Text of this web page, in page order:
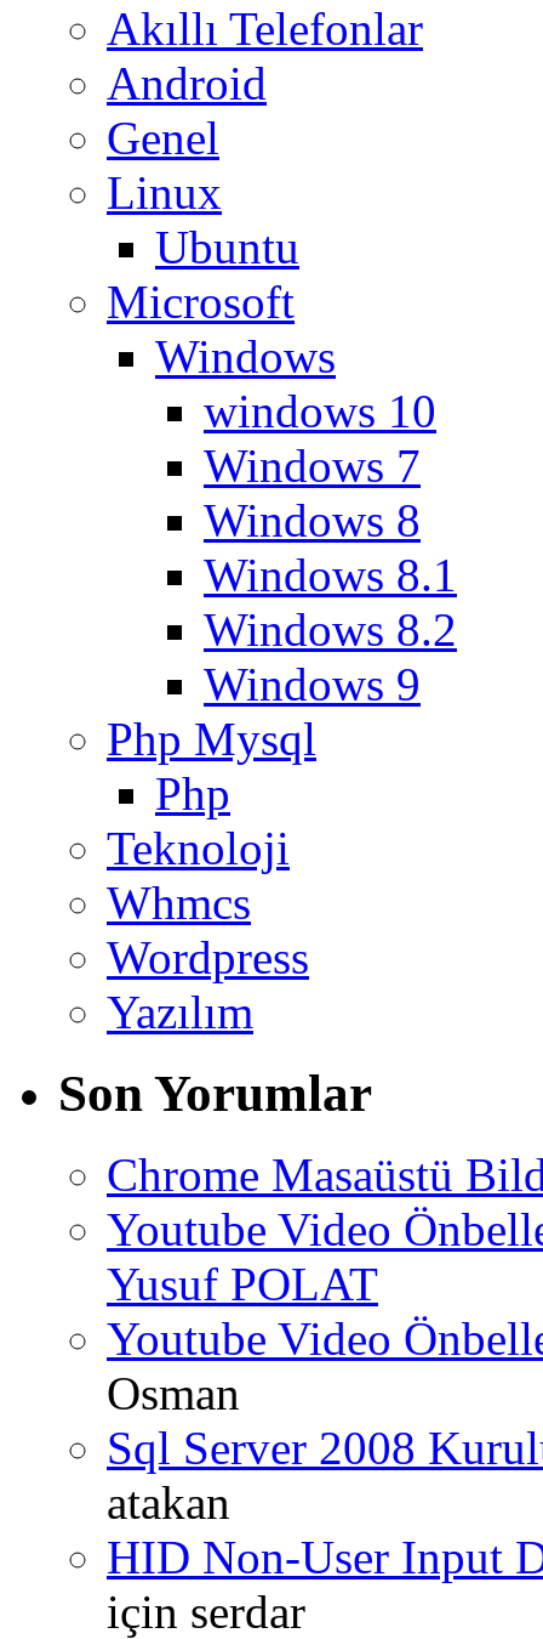
Akıllı Telefonlar
Android
Genel
Linux
Ubuntu
Microsoft
Windows
windows 10
Windows 7
Windows 8
Windows 8.1
Windows 8.2
Windows 9
Php Mysql
Php
Teknoloji
Whmcs
Wordpress
Yazılım
Son Yorumlar
Chrome Masaüstü
Youtube Video
Yusuf POLAT
Youtube Video
Osman
Sql Server 2008
atakan
HID Non-User Input
için serdar